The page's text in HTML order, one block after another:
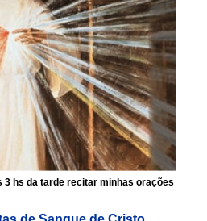
3 hs da tarde recitar minhas orações